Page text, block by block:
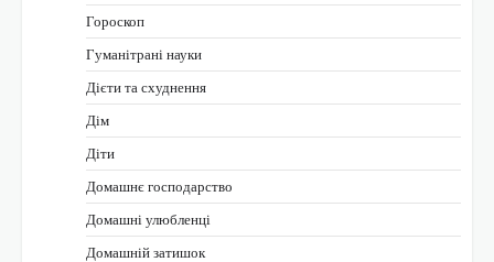
Гороскоп
Гуманітрані науки
Дієти та схуднення
Дім
Діти
Домашнє господарство
Домашні улюбленці
Домашній затишок